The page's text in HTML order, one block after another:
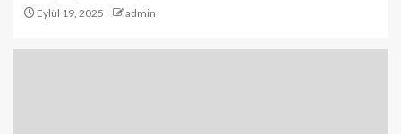
Eylül 19, 2025 admin